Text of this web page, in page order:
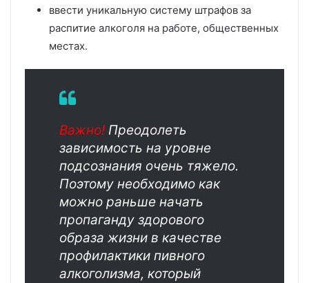
ввести уникальную систему штрафов за
распитие алкоголя на работе, общественных
местах.
Важно! Преодолеть
зависимость на уровне
подсознания очень тяжело.
Поэтому необходимо как
можно раньше начать
пропаганду здорового
образа жизни в качестве
профилактики пивного
алкоголизма, который